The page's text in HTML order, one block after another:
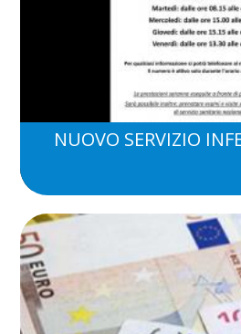
NUOVO SERVIZIO